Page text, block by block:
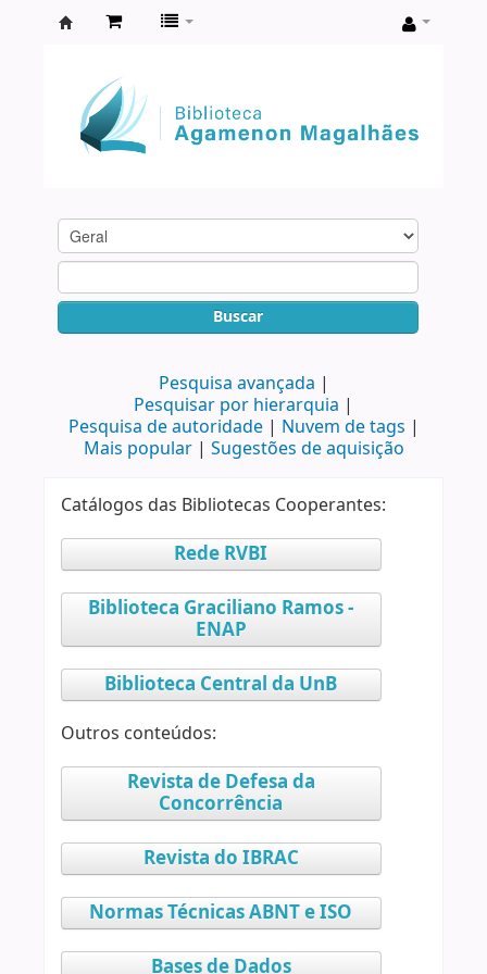
Agamenon
Magalhães
Buscar
Pesquisa avançada
Pesquisar por hierarquia
Pesquisa de autoridade
Nuvem de tags
Mais popular
Sugestões de aquisição
Catálogos das Bibliotecas Cooperantes:
Rede RVBI
Biblioteca Graciliano Ramos -
ENAP
Biblioteca Central da UnB
Outros conteúdos:
Revista de Defesa da
Concorrência
Revista do IBRAC
Normas Técnicas ABNT e ISO
Bases de Dados